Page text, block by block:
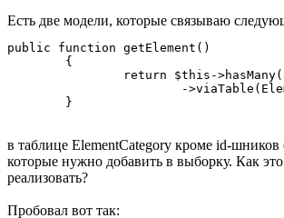
Есть две модели, которые связываю
public function getElement()
	}
в таблице ElementCategory кроме id-шников
которые нужно добавить в выборку. Как
реализовать?
Пробовал вот так: